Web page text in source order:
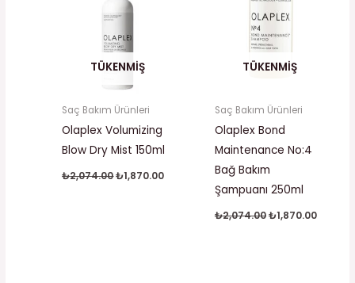
TÜKENMIŞ
Saç Bakım Ürünleri
Olaplex Volumizing
Blow Dry Mist 150ml
₺2,074.00₺1,870.00
TÜKENMIŞ
Saç Bakım Ürünleri
Olaplex Bond
Maintenance No:4
Bağ Bakım
Şampuanı 250ml
₺2,074.00₺1,870.00